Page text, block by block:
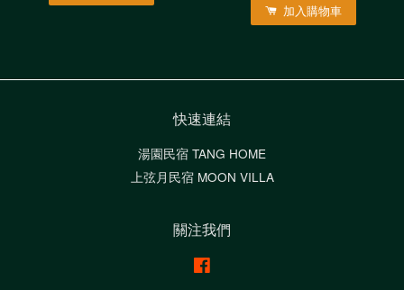
加入購物車
快速連結
湯園民宿 TANG HOME
上弦月民宿 MOON VILLA
關注我們